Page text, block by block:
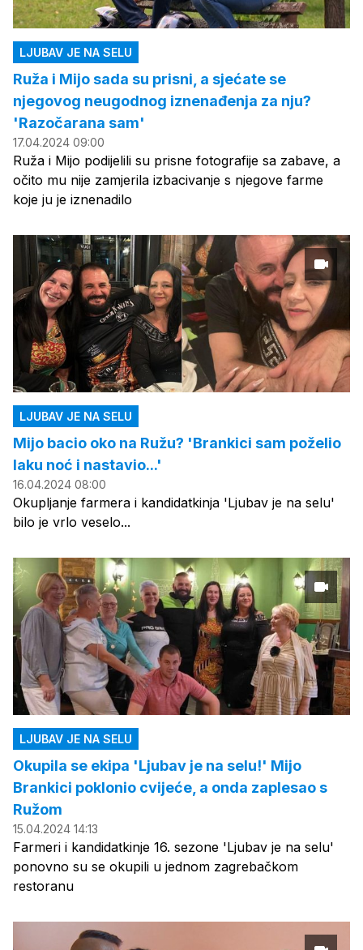
LJUBAV JE NA SELU
Ruža i Mijo sada su prisni, a sjećate se
njegovog neugodnog iznenađenja za nju?
'Razočarana sam'
17.04.2024 09:00
Ruža i Mijo podijelili su prisne fotografije sa zabave, a
očito mu nije zamjerila izbacivanje s njegove farme
koje ju je iznenadilo
LJUBAV JE NA SELU
Mijo bacio oko na Ružu? 'Brankici sam poželio
laku noć i nastavio...'
16.04.2024 08:00
Okupljanje farmera i kandidatkinja 'Ljubav je na selu'
bilo je vrlo veselo...
LJUBAV JE NA SELU
Okupila se ekipa 'Ljubav je na selu!' Mijo
Brankici poklonio cvijeće, a onda zaplesao s
Ružom
15.04.2024 14:13
Farmeri i kandidatkinje 16. sezone 'Ljubav je na selu'
ponovno su se okupili u jednom zagrebačkom
restoranu